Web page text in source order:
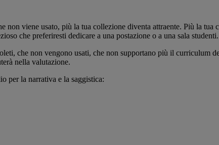
viene usato, più la tua collezione diventa attraente. Più la
che preferiresti dedicare a una postazione o a una sala studenti.
che non vengono usati, che non supportano più il curriculum
nella valutazione.
per la narrativa e la saggistica: